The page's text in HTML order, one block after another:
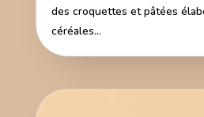
des croquettes et pâtées
céréales...